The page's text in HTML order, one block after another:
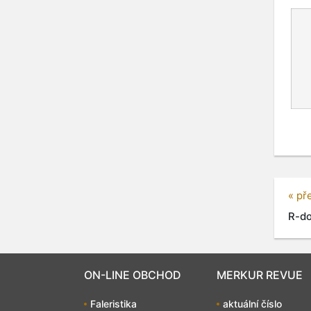
«
R-
ON-LINE OBCHOD
Faleristika
MERKUR REVUE
aktuální číslo